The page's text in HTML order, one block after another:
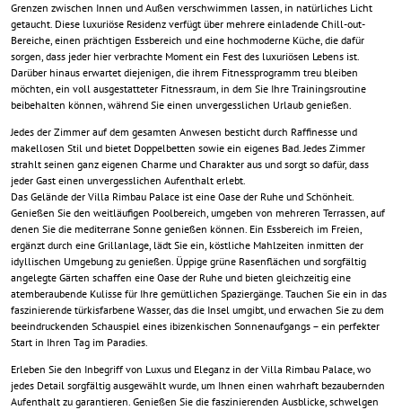
Grenzen zwischen Innen und Außen verschwimmen lassen, in natürliches Licht
getaucht. Diese luxuriöse Residenz verfügt über mehrere einladende Chill-out-
Bereiche, einen prächtigen Essbereich und eine hochmoderne Küche, die dafür
sorgen, dass jeder hier verbrachte Moment ein Fest des luxuriösen Lebens ist.
Darüber hinaus erwartet diejenigen, die ihrem Fitnessprogramm treu bleiben
möchten, ein voll ausgestatteter Fitnessraum, in dem Sie Ihre Trainingsroutine
beibehalten können, während Sie einen unvergesslichen Urlaub genießen.
Jedes der Zimmer auf dem gesamten Anwesen besticht durch Raffinesse und
makellosen Stil und bietet Doppelbetten sowie ein eigenes Bad. Jedes Zimmer
strahlt seinen ganz eigenen Charme und Charakter aus und sorgt so dafür, dass
jeder Gast einen unvergesslichen Aufenthalt erlebt.
Das Gelände der Villa Rimbau Palace ist eine Oase der Ruhe und Schönheit.
Genießen Sie den weitläufigen Poolbereich, umgeben von mehreren Terrassen, auf
denen Sie die mediterrane Sonne genießen können. Ein Essbereich im Freien,
ergänzt durch eine Grillanlage, lädt Sie ein, köstliche Mahlzeiten inmitten der
idyllischen Umgebung zu genießen. Üppige grüne Rasenflächen und sorgfältig
angelegte Gärten schaffen eine Oase der Ruhe und bieten gleichzeitig eine
atemberaubende Kulisse für Ihre gemütlichen Spaziergänge. Tauchen Sie ein in das
faszinierende türkisfarbene Wasser, das die Insel umgibt, und erwachen Sie zu dem
beeindruckenden Schauspiel eines ibizenkischen Sonnenaufgangs – ein perfekter
Start in Ihren Tag im Paradies.
Erleben Sie den Inbegriff von Luxus und Eleganz in der Villa Rimbau Palace, wo
jedes Detail sorgfältig ausgewählt wurde, um Ihnen einen wahrhaft bezaubernden
Aufenthalt zu garantieren. Genießen Sie die faszinierenden Ausblicke, schwelgen